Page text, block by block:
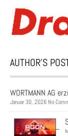
AUTHOR’S
WORTMANN AG
Januar 30, 2026 No